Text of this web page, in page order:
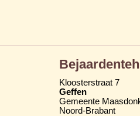
Kloosterstraat 7
Geffen
Gemeente
Noord-Brabant